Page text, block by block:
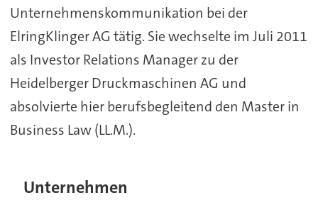
Unternehmenskommunikation bei der
ElringKlinger AG tätig. Sie wechselte im Juli 2011
als Investor Relations Manager zu der
Heidelberger Druckmaschinen AG und
absolvierte hier berufsbegleitend den Master in
Business Law (LL.M.).
Unternehmen